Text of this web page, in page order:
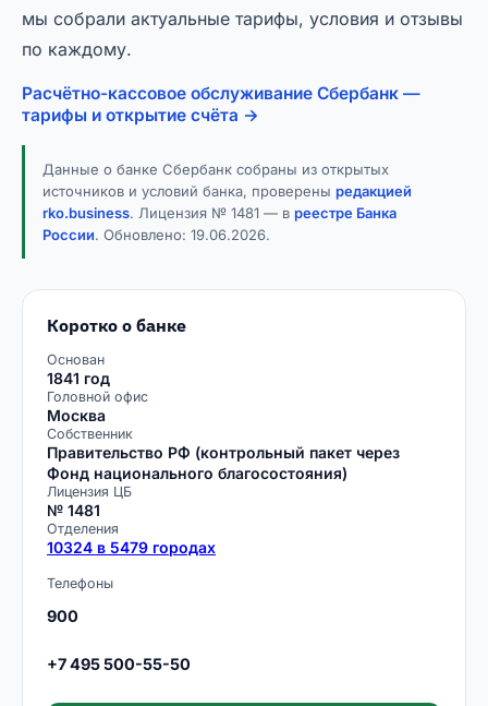
мы собрали актуальные тарифы, условия и отзывы
по каждому.
Расчётно-кассовое обслуживание Сбербанк —
тарифы и открытие счёта →
Данные о банке Сбербанк собраны из открытых
источников и условий банка, проверены редакцией
rko.business. Лицензия № 1481 — в реестре Банка
России. Обновлено: 19.06.2026.
Коротко о банке
Основан
1841 год
Головной офис
Москва
Собственник
Правительство РФ (контрольный пакет через
Фонд национального благосостояния)
Лицензия ЦБ
№ 1481
Отделения
10324 в 5479 городах
Телефоны
900
+7 495 500-55-50